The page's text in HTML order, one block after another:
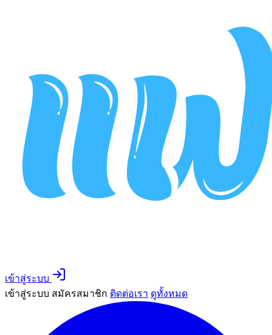
เข้าสู่ระบบ
เข้าสู่ระบบ สมัครสมาชิก ติดต่อเรา ดูทั้งหมด